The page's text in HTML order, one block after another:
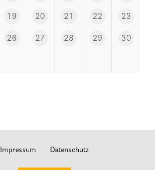
Palliative Pflegedienste
Beratungsstelle(n)
19 20 21 22 23
26 27 28 29 30
Impressum Datenschutz